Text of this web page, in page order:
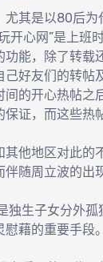
尤其是以80后为
开心网”是上班
”有什么好玩？
，看转帖也是
功能，除了转载
好友们的转帖
仅是帖子本身，
同样大有看头。
间的开心热帖之
保证，而这些热
帖者们的内心
其他地区对此的
伴随周立波的出
到了文化层面
”称呼更使上海
进一步升级。于
上必然的热帖
独生子女分外孤
慰藉的重要手段
主人与宠物母